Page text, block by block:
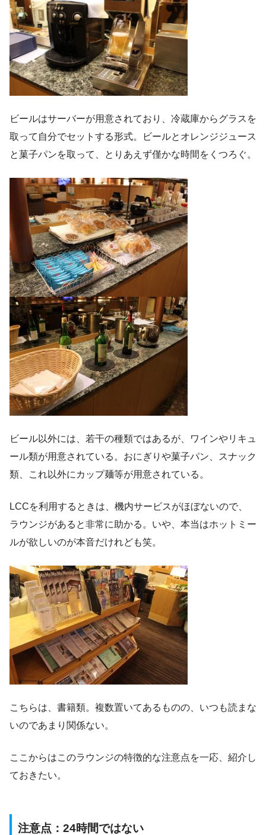
ビールはサーバーが用意されており、冷蔵庫からグラスを
取って自分でセットする形式。ビールとオレンジジュース
と菓子パンを取って、とりあえず僅かな時間をくつろぐ。
ビール以外には、若干の種類ではあるが、ワインやリキュ
ール類が用意されている。おにぎりや菓子パン、スナック
類、これ以外にカップ麺等が用意されている。
LCCを利用するときは、機内サービスがほぼないので、
ラウンジがあると非常に助かる。いや、本当はホットミー
ルが欲しいのが本音だけれども笑。
こちらは、書籍類。複数置いてあるものの、いつも読まな
いのであまり関係ない。
ここからはこのラウンジの特徴的な注意点を一応、紹介し
ておきたい。
注意点：24時間ではない